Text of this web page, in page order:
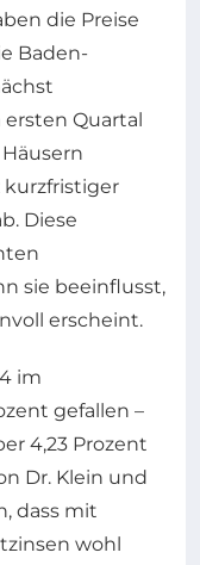
die Preise
Baden-
Quartal
kurzfristiger
Diese
sie beeinflusst,
erscheint.
im
gefallen –
4,23 Prozent
Dr. Klein und
dass mit
wohl